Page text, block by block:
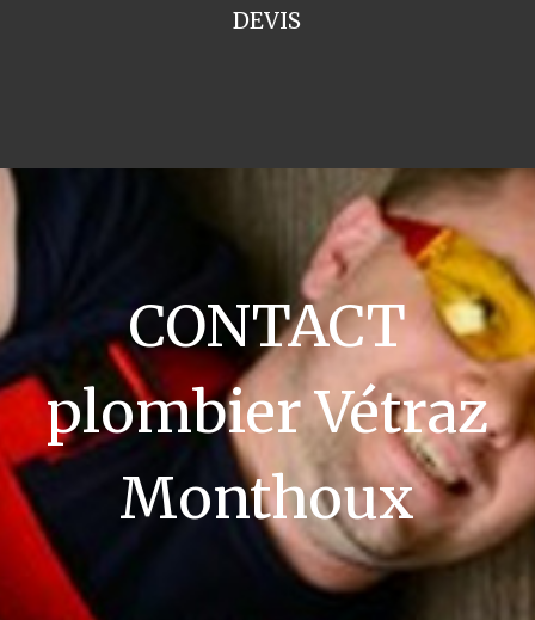
DEVIS
CONTACT
plombier Vétraz
Monthoux